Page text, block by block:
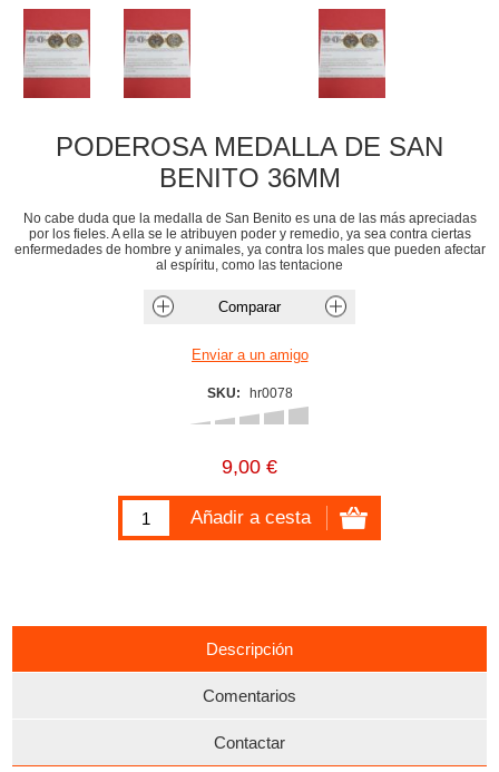
PODEROSA MEDALLA DE SAN
BENITO 36MM
No cabe duda que la medalla de San Benito es una de las más apreciadas
por los fieles. A ella se le atribuyen poder y remedio, ya sea contra ciertas
enfermedades de hombre y animales, ya contra los males que pueden afectar
al espíritu, como las tentacione
SKU: hr0078
9,00 €
Descripción
Comentarios
Contactar